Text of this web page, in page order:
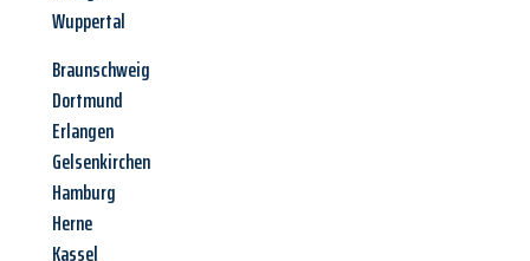
Wuppertal
Braunschweig
Dortmund
Erlangen
Gelsenkirchen
Hamburg
Herne
Kassel